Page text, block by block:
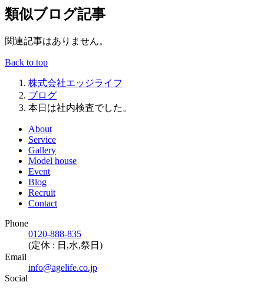
類似ブログ記事
関連記事はありません。
Back to top
株式会社エッジライフ
ブログ
本日は社内検査でした。
About
Service
Gallery
Model house
Event
Blog
Recruit
Contact
Phone
0120-888-835
(定休 : 日,水,祭日)
Email
info@agelife.co.jp
Social